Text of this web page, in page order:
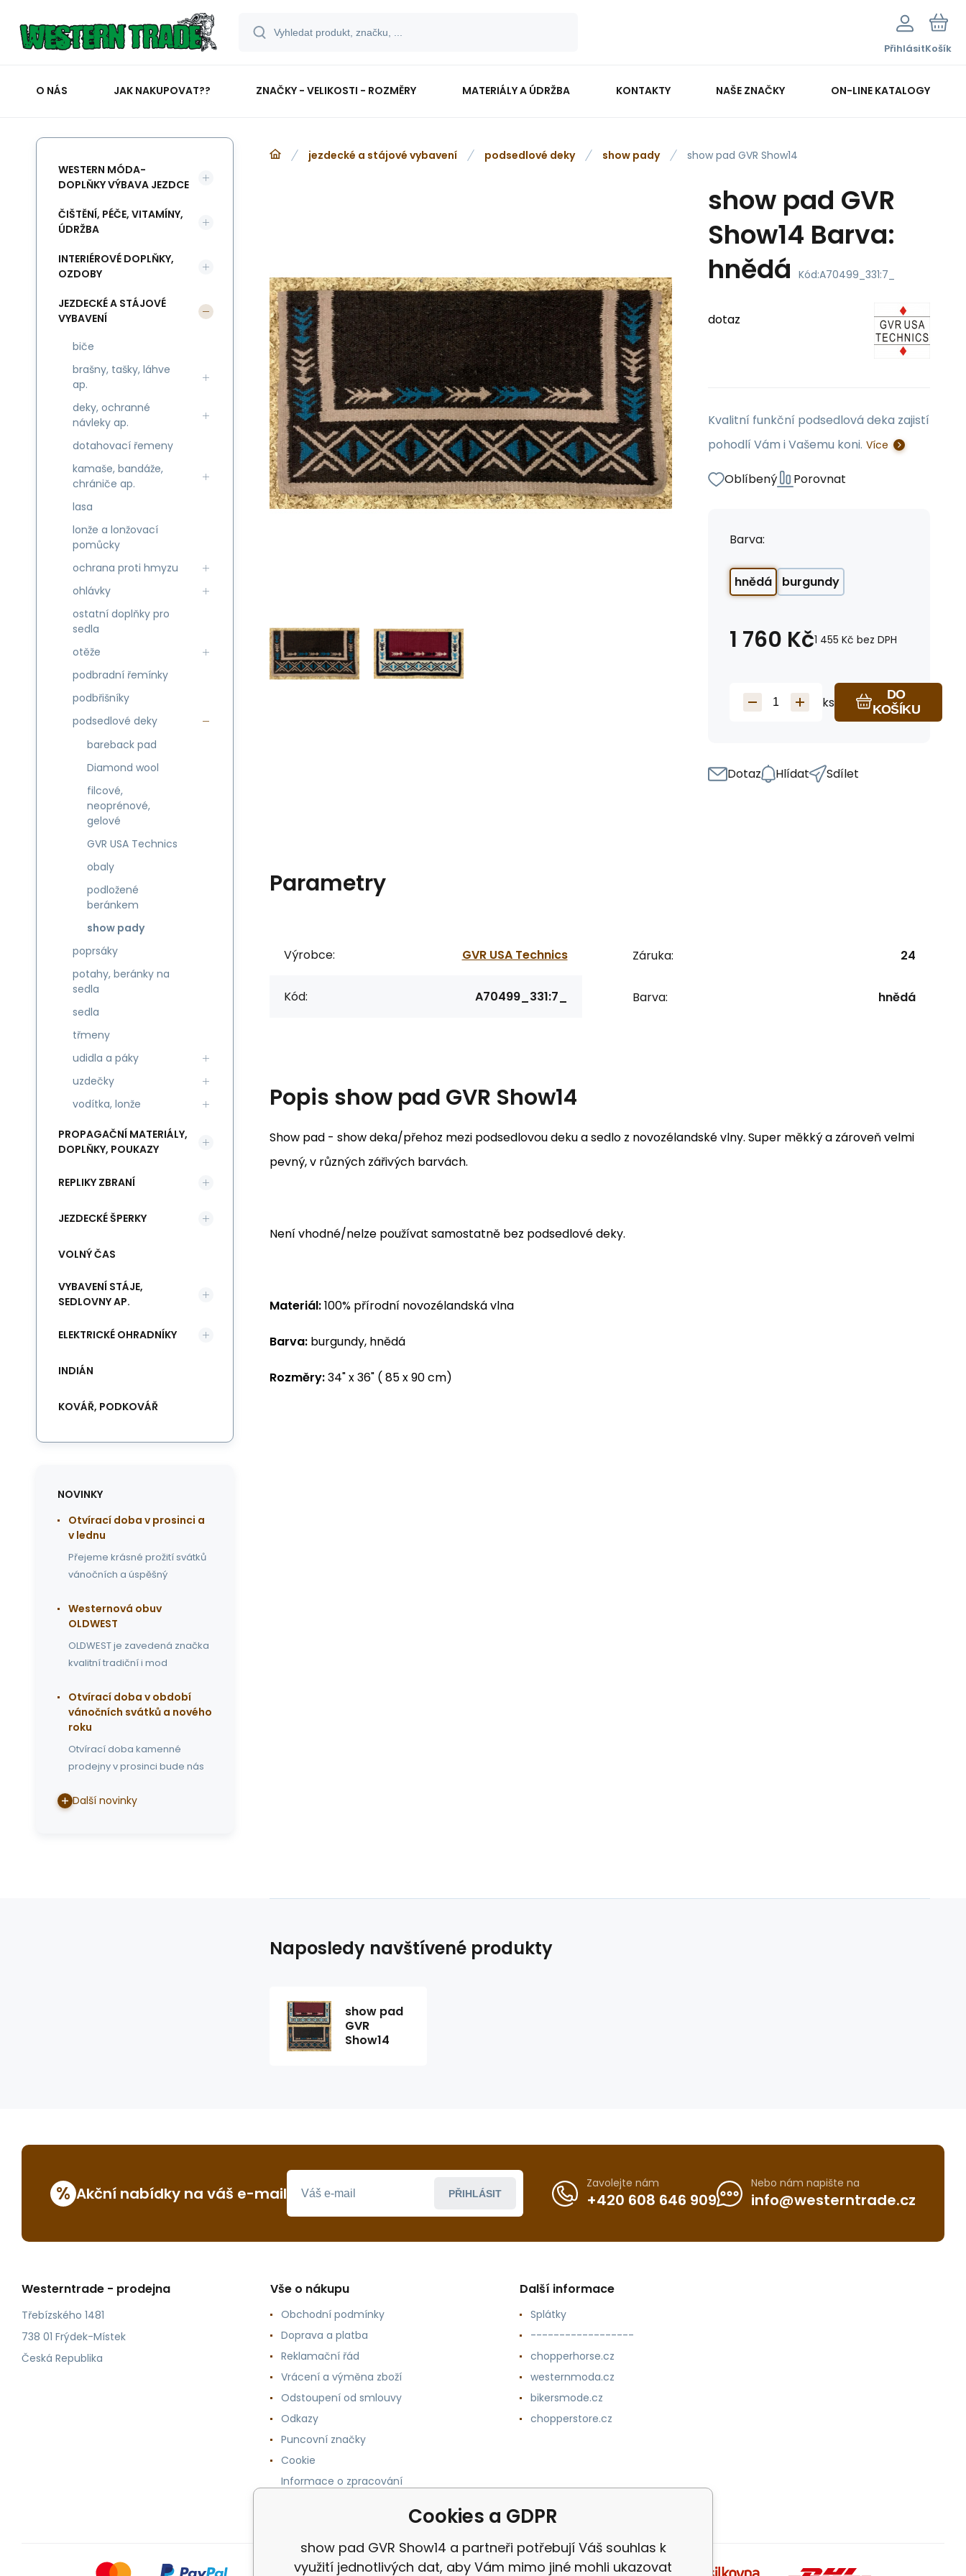
PřihlásitKošík
O NÁS JAK NAKUPOVAT?? ZNAČKY - VELIKOSTI - ROZMĚRY MATERIÁLY A ÚDRŽBA KONTAKTY NAŠE ZNAČKY ON-LINE KATALOGY
jezdecké a stájové vybavení podsedlové deky show pady show pad GVR Show14
show pad GVR
Show14 Barva:
hnědá Kód:A70499_331:7_
dotaz
Kvalitní funkční podsedlová deka zajistí
pohodlí Vám i Vašemu koni. Více
Oblíbený Porovnat
Barva:
hnědá burgundy
1 760 Kč1 455 Kč bez DPH
ks
DO
KOŠÍKU
Dotaz Hlídat Sdílet
Parametry
Výrobce: GVR USA Technics
Kód: A70499_331:7_
Záruka: 24
Barva: hnědá
Popis show pad GVR Show14
Show pad - show deka/přehoz mezi podsedlovou deku a sedlo z novozélandské vlny. Super měkký a zároveň velmi
pevný, v různých zářivých barvách.
Není vhodné/nelze používat samostatně bez podsedlové deky.
Materiál:100% přírodní novozélandská vlna
Barva: burgundy, hnědá
Rozměry:34" x 36" ( 85 x 90 cm)
WESTERN MÓDA-
DOPLŇKY VÝBAVA JEZDCE
ČIŠTĚNÍ, PÉČE, VITAMÍNY,
ÚDRŽBA
INTERIÉROVÉ DOPLŇKY,
OZDOBY
JEZDECKÉ A STÁJOVÉ
VYBAVENÍ
biče
brašny, tašky, láhve
ap.
deky, ochranné
návleky ap.
dotahovací řemeny
kamaše, bandáže,
chrániče ap.
lasa
lonže a lonžovací
pomůcky
ochrana proti hmyzu
ohlávky
ostatní doplňky pro
sedla
otěže
podbradní řemínky
podbřišníky
podsedlové deky
bareback pad
Diamond wool
filcové,
neoprénové,
gelové
GVR USA Technics
obaly
podložené
beránkem
show pady
poprsáky
potahy, beránky na
sedla
sedla
třmeny
udidla a páky
uzdečky
vodítka, lonže
PROPAGAČNÍ MATERIÁLY,
DOPLŇKY, POUKAZY
REPLIKY ZBRANÍ
JEZDECKÉ ŠPERKY
VOLNÝ ČAS
VYBAVENÍ STÁJE,
SEDLOVNY AP.
ELEKTRICKÉ OHRADNÍKY
INDIÁN
KOVÁŘ, PODKOVÁŘ
NOVINKY
Otvírací doba v prosinci a
v lednu
Přejeme krásné prožití svátků
vánočních a úspěšný
Westernová obuv
OLDWEST
OLDWEST je zavedená značka
kvalitní tradiční i mod
Otvírací doba v období
vánočních svátků a nového
roku
Otvírací doba kamenné
prodejny v prosinci bude nás
Další novinky
Naposledy navštívené produkty
show pad
GVR
Show14
% Akční nabídky na váš e-mail PŘIHLÁSIT
Zavolejte nám
+420 608 646 909
Nebo nám napište na
info@westerntrade.cz
Westerntrade - prodejna
Třebízského 1481
738 01 Frýdek-Místek
Česká Republika
Vše o nákupu
Obchodní podmínky
Doprava a platba
Reklamační řád
Vrácení a výměna zboží
Odstoupení od smlouvy
Odkazy
Puncovní značky
Cookie
Informace o zpracování
Další informace
Splátky
------------------
chopperhorse.cz
westernmoda.cz
bikersmode.cz
chopperstore.cz
Cookies a GDPR
show pad GVR Show14 a partneři potřebují Váš souhlas k
využití jednotlivých dat, aby Vám mimo jiné mohli ukazovat